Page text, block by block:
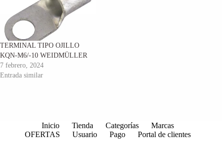
TERMINAL TIPO OJILLO
KQN-M6/-10 WEIDMÜLLER
7 febrero, 2024
Entrada similar
Inicio Tienda Categorías
Marcas
OFERTAS
Usuario Pago Portal de clientes